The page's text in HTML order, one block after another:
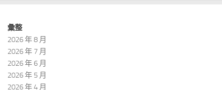
彙整
2026 年 8 月
2026 年 7 月
2026 年 6 月
2026 年 5 月
2026 年 4 月